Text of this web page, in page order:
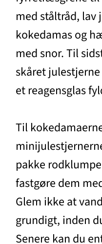
med ståltråd, lav
kokedamas og
med snor. Til
skåret
et reagensglas
Til
pakke
fastgøre dem
Glem ikke at
grundigt, inden
Senere kan du